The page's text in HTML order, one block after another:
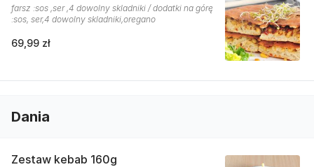
farsz :sos ,ser ,4 dowolny skladniki / dodatki na górę
:sos, ser,4 dowolny skladniki,oregano
69,99 zł
Dania
Zestaw kebab 160g